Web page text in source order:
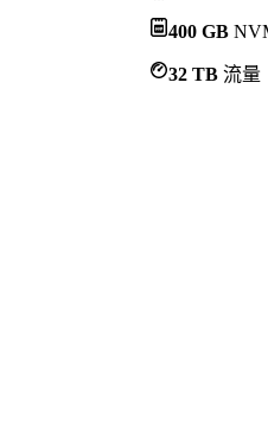
400 GB
32 TB 流量